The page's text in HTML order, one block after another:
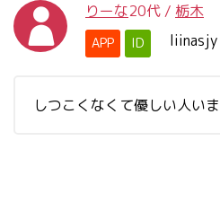
りーな20代 / 栃木
APP ID liinasjy
しつこくなくて優しい人い